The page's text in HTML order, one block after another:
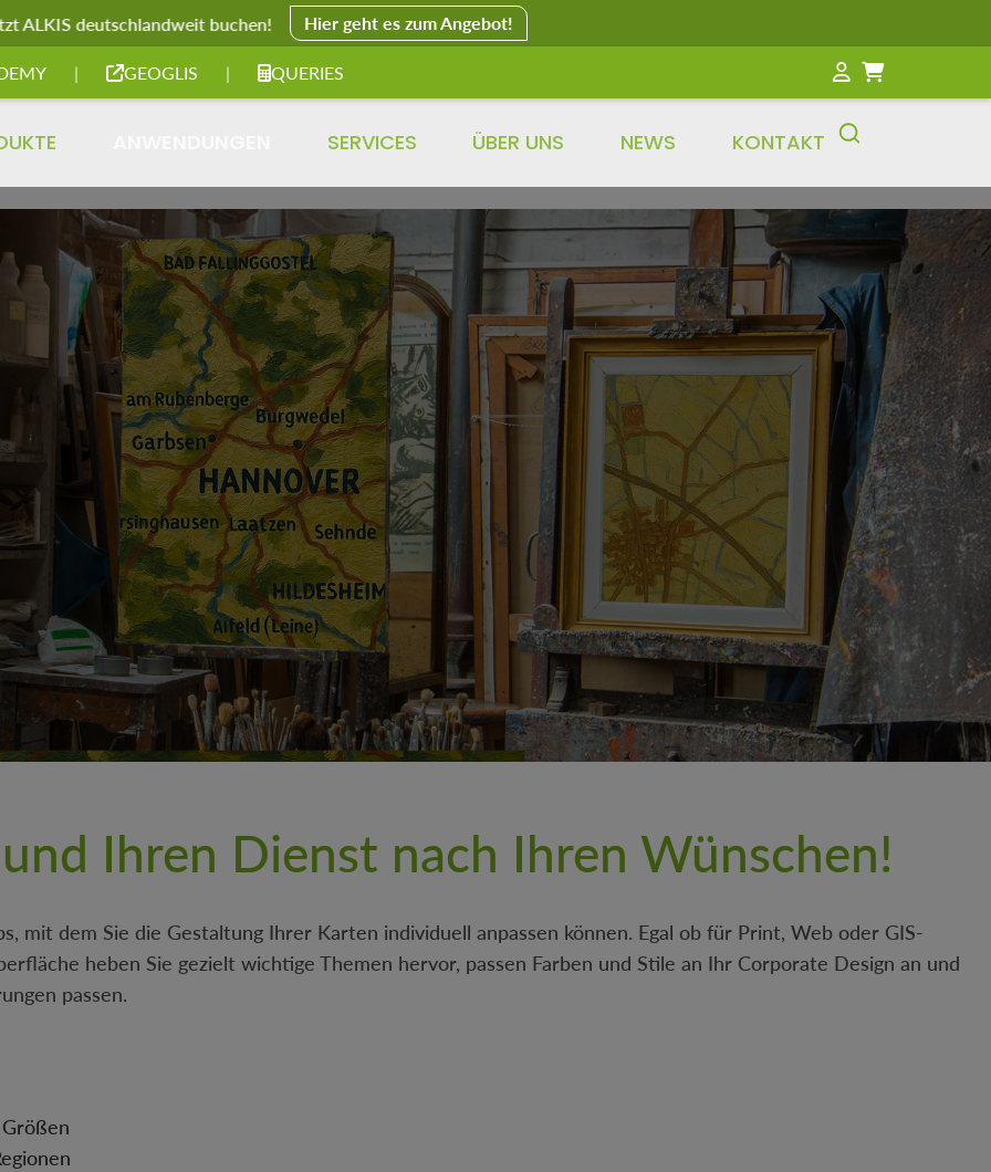
ALKIS deutschlandweit buchen! Hier geht es zum Angebot!
| GEOGLIS | QUERIES
SERVICES ÜBER UNS NEWS KONTAKT
Ihren Dienst nach Ihren Wünschen!
mit dem Sie die Gestaltung Ihrer Karten individuell anpassen können. Egal ob für Print, Web oder GIS-
heben Sie gezielt wichtige Themen hervor, passen Farben und Stile an Ihr Corporate Design an und
passen.